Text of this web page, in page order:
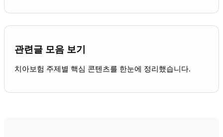
관련글 모음 보기
치아보험 주제별 핵심 콘텐츠를 한눈에 정리했습니다.